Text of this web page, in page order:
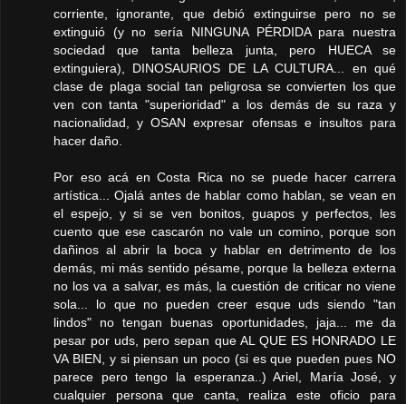
corriente, ignorante, que debió extinguirse pero no se
extinguió (y no sería NINGUNA PÉRDIDA para nuestra
sociedad que tanta belleza junta, pero HUECA se
extinguiera), DINOSAURIOS DE LA CULTURA... en qué
clase de plaga social tan peligrosa se convierten los que
ven con tanta "superioridad" a los demás de su raza y
nacionalidad, y OSAN expresar ofensas e insultos para
hacer daño.
Por eso acá en Costa Rica no se puede hacer carrera
artística... Ojalá antes de hablar como hablan, se vean en
el espejo, y si se ven bonitos, guapos y perfectos, les
cuento que ese cascarón no vale un comino, porque son
dañinos al abrir la boca y hablar en detrimento de los
demás, mi más sentido pésame, porque la belleza externa
no los va a salvar, es más, la cuestión de criticar no viene
sola... lo que no pueden creer esque uds siendo "tan
lindos" no tengan buenas oportunidades, jaja... me da
pesar por uds, pero sepan que AL QUE ES HONRADO LE
VA BIEN, y si piensan un poco (si es que pueden pues NO
parece pero tengo la esperanza..) Ariel, María José, y
cualquier persona que canta, realiza este oficio para